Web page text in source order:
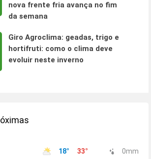
nova frente fria avança no fim
da semana
Giro Agroclima: geadas, trigo e
hortifruti: como o clima deve
evoluir neste inverno
18° 33° 0mm